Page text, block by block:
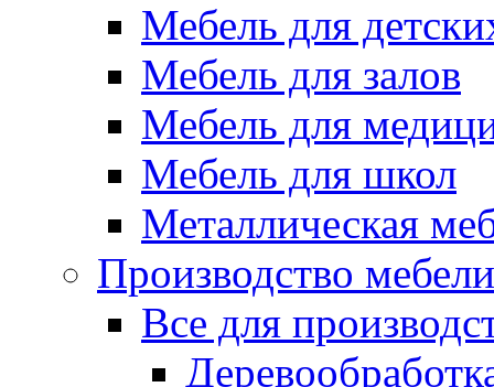
Мебель для
Мебель для залов
Мебель для
Мебель для школ
Металлическая
Производство мебели
Все для